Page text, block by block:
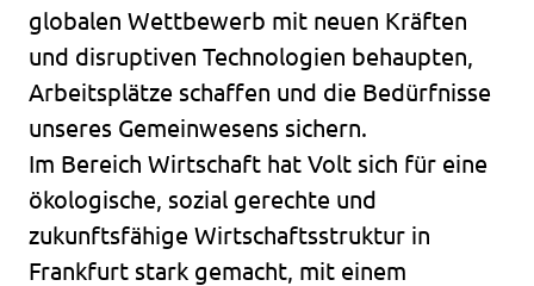
globalen Wettbewerb mit neuen Kräften
und disruptiven Technologien behaupten,
Arbeitsplätze schaffen und die Bedürfnisse
unseres Gemeinwesens sichern.
Im Bereich Wirtschaft hat Volt sich für eine
ökologische, sozial gerechte und
zukunftsfähige Wirtschaftsstruktur in
Frankfurt stark gemacht, mit einem